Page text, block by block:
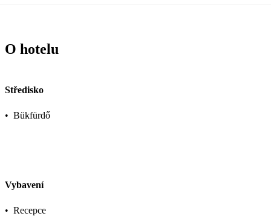
O hotelu
Středisko
• Bükfürdő
Vybavení
• Recepce